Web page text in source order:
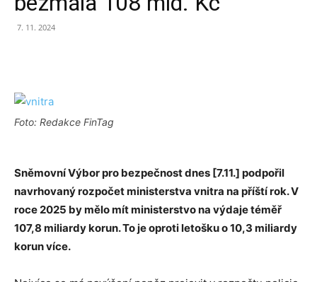
7. 11. 2024
Foto: Redakce FinTag
Sněmovní Výbor pro bezpečnost dnes [7.11.] podpořil
navrhovaný rozpočet ministerstva vnitra na příští rok. V
roce 2025 by mělo mít ministerstvo na výdaje téměř
107,8 miliardy korun. To je oproti letošku o 10,3 miliardy
korun více.